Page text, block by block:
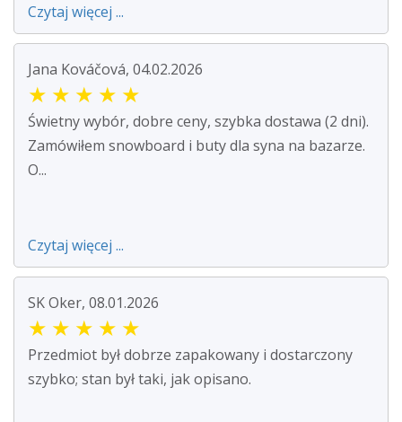
Czytaj więcej ...
Jana Kováčová, 04.02.2026
★ ★ ★ ★ ★
Świetny wybór, dobre ceny, szybka dostawa (2 dni).
Zamówiłem snowboard i buty dla syna na bazarze.
O...
Czytaj więcej ...
SK Oker, 08.01.2026
★ ★ ★ ★ ★
Przedmiot był dobrze zapakowany i dostarczony
szybko; stan był taki, jak opisano.